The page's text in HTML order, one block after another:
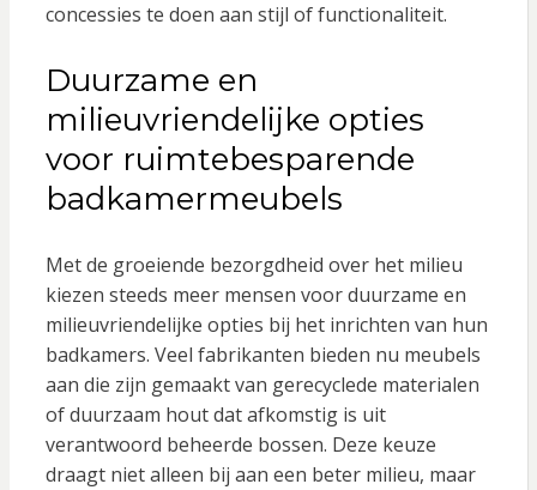
concessies te doen aan stijl of functionaliteit.
Duurzame en
milieuvriendelijke opties
voor ruimtebesparende
badkamermeubels
Met de groeiende bezorgdheid over het milieu
kiezen steeds meer mensen voor duurzame en
milieuvriendelijke opties bij het inrichten van hun
badkamers. Veel fabrikanten bieden nu meubels
aan die zijn gemaakt van gerecyclede materialen
of duurzaam hout dat afkomstig is uit
verantwoord beheerde bossen. Deze keuze
draagt niet alleen bij aan een beter milieu, maar